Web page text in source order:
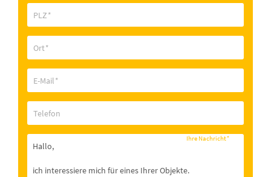
PLZ*
Ort*
E-Mail*
Telefon
Ihre Nachricht*